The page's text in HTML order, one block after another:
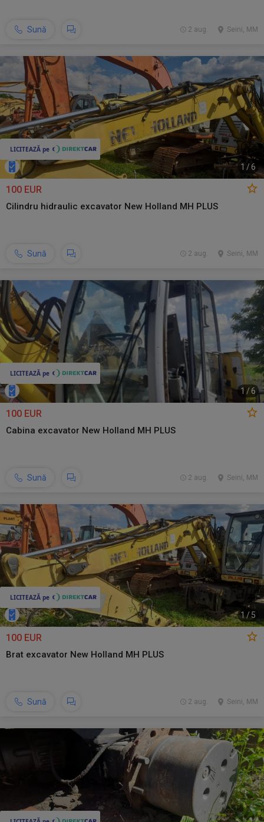
Sună Seini, MM
2 aug.
1 /6
100 EUR
Cilindru hidraulic excavator New Holland MH PLUS
Sună Seini, MM
2 aug.
1 /6
100 EUR
Cabina excavator New Holland MH PLUS
Sună Seini, MM
2 aug.
1/5
100 EUR
Brat excavator New Holland MH PLUS
Sună Seini, MM
2 aug.